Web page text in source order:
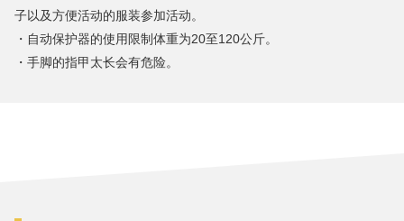
・根据留寿都竞技场的使用状况，可能无法使用。
参加人数
1名以上
子以及方便活动的服装参加活动。
・自动保护器的使用限制体重为20至120公斤。
・手脚的指甲太长会有危险。